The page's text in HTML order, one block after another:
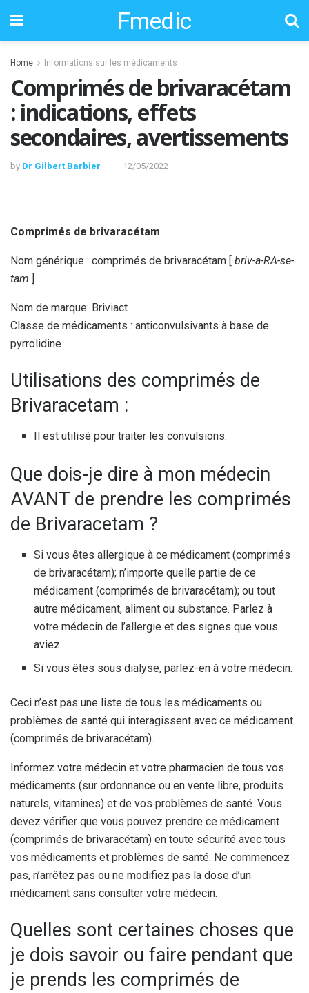
Fmedic
Home Informations sur les médicaments
Comprimés de brivaracétam
: indications, effets
secondaires, avertissements
by Dr Gilbert Barbier 12/05/2022
Comprimés de brivaracétam
Nom générique : comprimés de brivaracétam [ briv-a-RA-se-
tam ]
Nom de marque: Briviact
Classe de médicaments : anticonvulsivants à base de
pyrrolidine
Utilisations des comprimés de
Brivaracetam :
Il est utilisé pour traiter les convulsions.
Que dois-je dire à mon médecin
AVANT de prendre les comprimés
de Brivaracetam ?
Si vous êtes allergique à ce médicament (comprimés
de brivaracétam); n’importe quelle partie de ce
médicament (comprimés de brivaracétam); ou tout
autre médicament, aliment ou substance. Parlez à
votre médecin de l’allergie et des signes que vous
aviez.
Si vous êtes sous dialyse, parlez-en à votre médecin.
Ceci n’est pas une liste de tous les médicaments ou
problèmes de santé qui interagissent avec ce médicament
(comprimés de brivaracétam).
Informez votre médecin et votre pharmacien de tous vos
médicaments (sur ordonnance ou en vente libre, produits
naturels, vitamines) et de vos problèmes de santé. Vous
devez vérifier que vous pouvez prendre ce médicament
(comprimés de brivaracétam) en toute sécurité avec tous
vos médicaments et problèmes de santé. Ne commencez
pas, n’arrêtez pas ou ne modifiez pas la dose d’un
médicament sans consulter votre médecin.
Quelles sont certaines choses que
je dois savoir ou faire pendant que
je prends les comprimés de